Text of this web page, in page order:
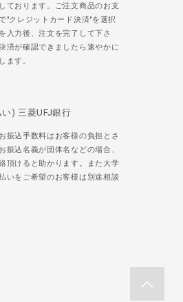
ております。ご注文商品のお支
"クレジットカード決済"を選択
入力後、注文を完了して下さ
済が確認できましたら速やかに
ます。
) 三菱UFJ銀行
振込手数料はお客様の負担とさ
振込名義が団体名などの場合、
頂けると助かります。また大学
いをご希望のお客様は別途相談